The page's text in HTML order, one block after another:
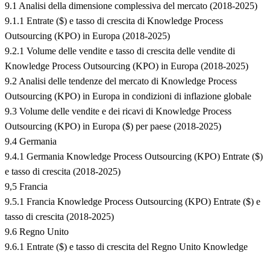
9.1 Analisi della dimensione complessiva del mercato (2018-2025)
9.1.1 Entrate ($) e tasso di crescita di Knowledge Process
Outsourcing (KPO) in Europa (2018-2025)
9.2.1 Volume delle vendite e tasso di crescita delle vendite di
Knowledge Process Outsourcing (KPO) in Europa (2018-2025)
9.2 Analisi delle tendenze del mercato di Knowledge Process
Outsourcing (KPO) in Europa in condizioni di inflazione globale
9.3 Volume delle vendite e dei ricavi di Knowledge Process
Outsourcing (KPO) in Europa ($) per paese (2018-2025)
9.4 Germania
9.4.1 Germania Knowledge Process Outsourcing (KPO) Entrate ($)
e tasso di crescita (2018-2025)
9,5 Francia
9.5.1 Francia Knowledge Process Outsourcing (KPO) Entrate ($) e
tasso di crescita (2018-2025)
9.6 Regno Unito
9.6.1 Entrate ($) e tasso di crescita del Regno Unito Knowledge